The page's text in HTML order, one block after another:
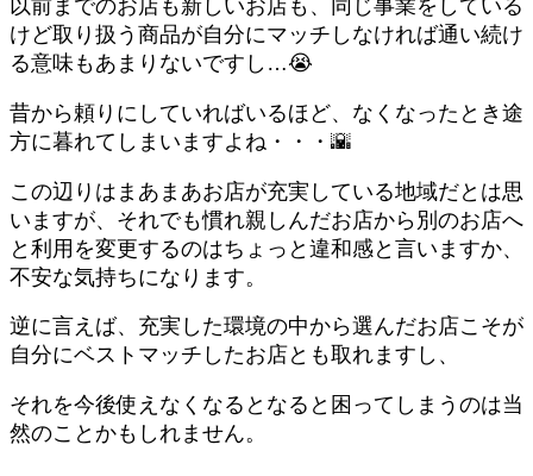
以前までのお店も新しいお店も、同じ事業をしている
けど取り扱う商品が自分にマッチしなければ通い続け
る意味もあまりないですし…😭
昔から頼りにしていればいるほど、なくなったとき途
方に暮れてしまいますよね・・・🌇
この辺りはまあまあお店が充実している地域だとは思
いますが、それでも慣れ親しんだお店から別のお店へ
と利用を変更するのはちょっと違和感と言いますか、
不安な気持ちになります。
逆に言えば、充実した環境の中から選んだお店こそが
自分にベストマッチしたお店とも取れますし、
それを今後使えなくなるとなると困ってしまうのは当
然のことかもしれません。